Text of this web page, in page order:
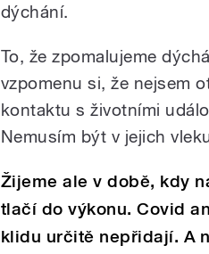
dýchání.
To, že zpomalujeme
vzpomenu si, že nejsem
kontaktu s životními
Nemusím být v jejich
Žijeme ale v době, kdy
tlačí do výkonu. Covid
klidu určitě nepřidají. A